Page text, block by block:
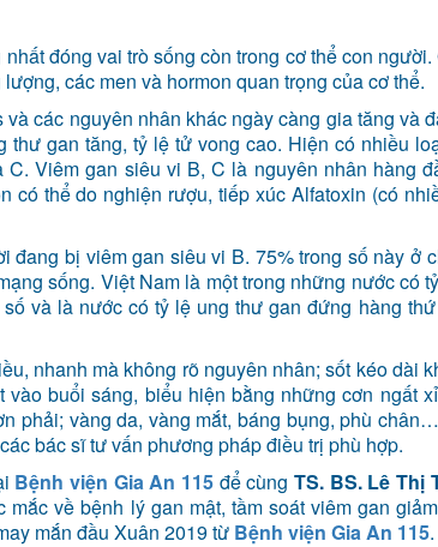
đóng vai trò sống còn trong cơ thể con
các men và hormon quan trọng của cơ thể.
các nguyên nhân khác ngày càng gia tăng và
gan tăng, tỷ lệ tử vong cao. Hiện có nhiều
Viêm gan siêu vi B, C là nguyên nhân hàng
có thể do nghiện rượu, tiếp xúc Alfatoxin (có
đang bị viêm gan siêu vi B. 75% trong số này ở
sống. Việt Nam là một trong những nước có
và là nước có tỷ lệ ung thư gan đứng hàng
nhanh mà không rõ nguyên nhân; sốt kéo dài
buổi sáng, biểu hiện bằng những cơn ngất
phải; vàng da, vàng mắt, báng bụng, phù
bác sĩ tư vấn phương pháp điều trị phù hợp.
Bệnh viện Gia An 115 để cùngTS. BS. Lê Thị
về bệnh lý gan mật, tầm soát viêm gan
mắn đầu Xuân 2019 từ Bệnh viện Gia An 115.